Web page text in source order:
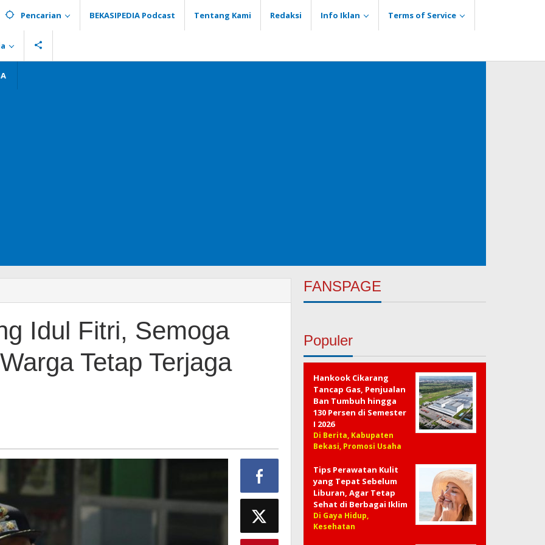
Pencarian BEKASIPEDIA Podcast Tentang Kami Redaksi Info Iklan Terms of Service
Idul Fitri, Semoga
Tetap Terjaga
FANSPAGE
Populer
Hankook Cikarang
Tancap Gas, Penjualan
Ban Tumbuh hingga
130 Persen di Semester
I 2026
Di Berita, Kabupaten
Bekasi, Promosi Usaha
Tips Perawatan Kulit
yang Tepat Sebelum
Liburan, Agar Tetap
Sehat di Berbagai Iklim
Di Gaya Hidup,
Kesehatan